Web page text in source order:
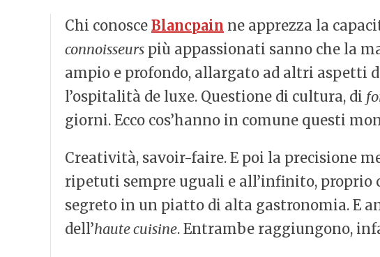
Chi conosce Blancpain ne apprezza la
connoisseurs più appassionati sanno che la
ampio e profondo, allargato ad altri aspetti
l’ospitalità de luxe. Questione di cultura, di
giorni. Ecco cos’hanno in comune questi
Creatività, savoir-faire. E poi la precisione
ripetuti sempre uguali e all’infinito, proprio
segreto in un piatto di alta gastronomia. E
dell’haute cuisine. Entrambe raggiungono,